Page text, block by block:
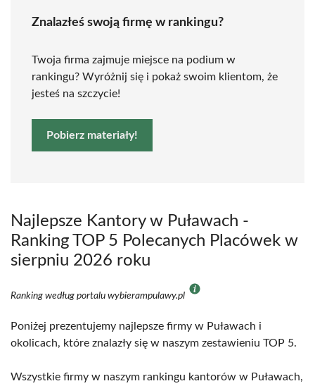
Znalazłeś swoją firmę w rankingu?
Twoja firma zajmuje miejsce na podium w
rankingu? Wyróżnij się i pokaż swoim klientom, że
jesteś na szczycie!
Pobierz materiały!
Najlepsze Kantory w Puławach -
Ranking TOP 5 Polecanych Placówek w
sierpniu 2026 roku
Ranking według portalu wybierampulawy.pl
Poniżej prezentujemy najlepsze firmy w Puławach i
okolicach, które znalazły się w naszym zestawieniu TOP 5.
Wszystkie firmy w naszym rankingu kantorów w Puławach,